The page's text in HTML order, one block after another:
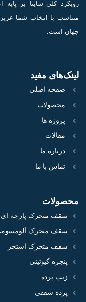
رویکرد کلی ساینا بر پایه
متناسب با انتخاب شما
جهان است.
لینک‌های مفید
صفحه اصلی
محصولات
پروژه‌ ها
مقالات
درباره ما
تماس با ما
محصولات
سقف متحرک پارچه ای
سقف متحرک
سقف متحرک استخر
پنجره گیوتینی
زیپ پرده
پرده سقفی